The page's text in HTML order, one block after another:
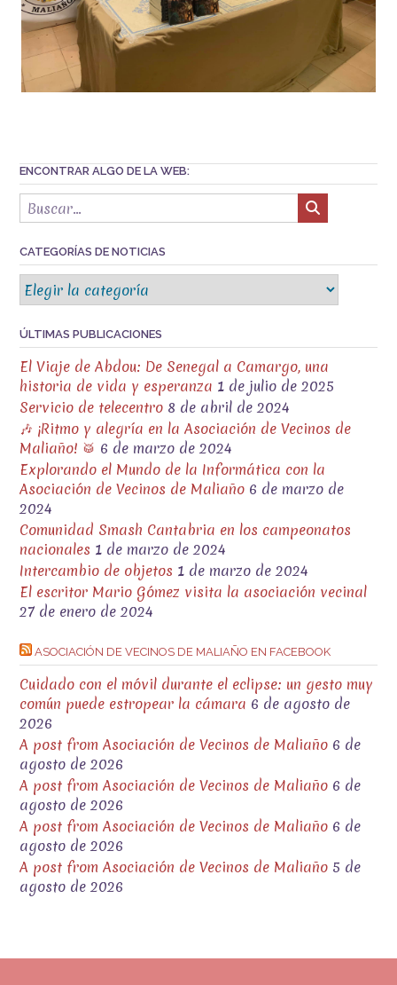
ENCONTRAR ALGO DE LA WEB:
CATEGORÍAS DE NOTICIAS
Categorías
de
ÚLTIMAS PUBLICACIONES
El Viaje de Abdou: De Senegal a Camargo, una
historia de vida y esperanza 1 de julio de 2025
Servicio de telecentro 8 de abril de 2024
🎶 ¡Ritmo y alegría en la Asociación de Vecinos de
Maliaño! 🥁 6 de marzo de 2024
Explorando el Mundo de la Informática con la
Asociación de Vecinos de Maliaño 6 de marzo de
2024
Comunidad Smash Cantabria en los campeonatos
nacionales 1 de marzo de 2024
Intercambio de objetos 1 de marzo de 2024
El escritor Mario Gómez visita la asociación vecinal
27 de enero de 2024
ASOCIACIÓN DE VECINOS DE MALIAÑO EN FACEBOOK
Cuidado con el móvil durante el eclipse: un gesto muy
común puede estropear la cámara 6 de agosto de
2026
A post from Asociación de Vecinos de Maliaño 6 de
agosto de 2026
A post from Asociación de Vecinos de Maliaño 6 de
agosto de 2026
A post from Asociación de Vecinos de Maliaño 6 de
agosto de 2026
A post from Asociación de Vecinos de Maliaño 5 de
agosto de 2026